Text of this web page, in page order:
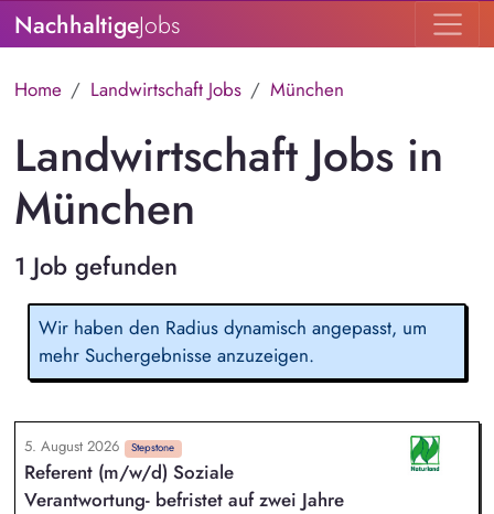
NachhaltigeJobs
Home Landwirtschaft Jobs München
Landwirtschaft Jobs in
München
1 Job gefunden
Wir haben den Radius dynamisch angepasst, um
mehr Suchergebnisse anzuzeigen.
5. August 2026 Stepstone
Referent (m/w/d) Soziale
Verantwortung- befristet auf zwei Jahre